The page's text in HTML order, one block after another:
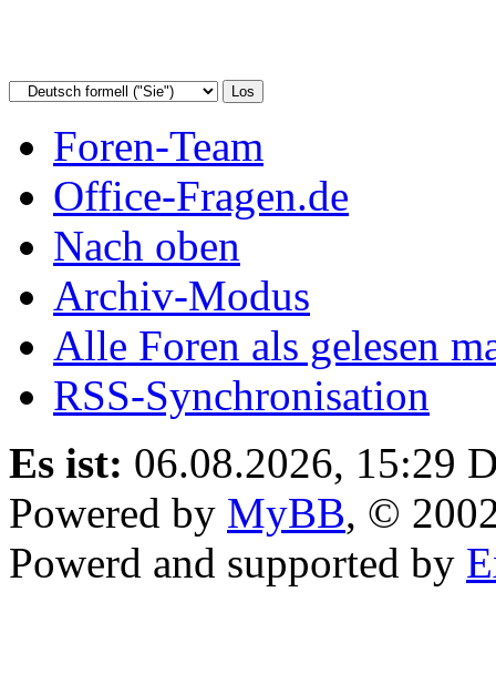
Foren-Team
Office-Fragen.de
Nach oben
Archiv-Modus
Alle Foren als gelesen
RSS-Synchronisation
Es ist: 06.08.2026, 15:29
Powered by MyBB, ©
Powerd and supported by